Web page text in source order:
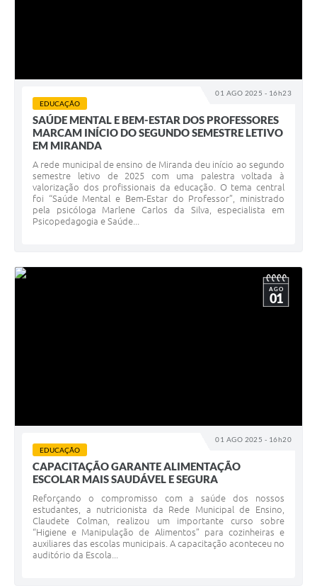
01 AGO 2025 - 16h23
EDUCAÇÃO
SAÚDE MENTAL E BEM-ESTAR DOS PROFESSORES
MARCAM INÍCIO DO SEGUNDO SEMESTRE LETIVO
EM MIRANDA
A rede municipal de ensino de Miranda deu início ao segundo
semestre letivo de 2025 com uma palestra voltada à
valorização dos profissionais da educação. O tema central
foi “Saúde Mental e Bem-Estar do Professor”, ministrado
pela psicóloga Marlene Carlos da Silva, especialista em
Psicopedagogia e Saúde...
01 AGO 2025 - 16h20
AGO
01
EDUCAÇÃO
CAPACITAÇÃO GARANTE ALIMENTAÇÃO
ESCOLAR MAIS SAUDÁVEL E SEGURA
Reforçando o compromisso com a saúde dos nossos
estudantes, a nutricionista da Rede Municipal de Ensino,
Claudete Colman, realizou um importante curso sobre
“Higiene e Manipulação de Alimentos” para cozinheiras e
auxiliares das escolas municipais. A capacitação aconteceu no
auditório da Escola...